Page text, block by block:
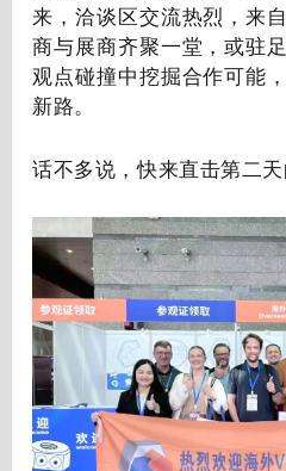
来，洽谈区交流热烈，来
商与展商齐聚一堂，或驻
观点碰撞中挖掘合作可能
新路。
话不多说，快来直击第二